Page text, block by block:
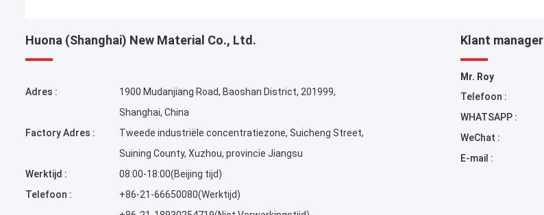
Huona (Shanghai) New Material Co., Ltd.
Adres :
1900 Mudanjiang Road, Baoshan District, 201999,
Shanghai, China
Factory Adres :
Tweede industriële concentratiezone, Suicheng Street,
Suining County, Xuzhou, provincie Jiangsu
Werktijd :
08:00-18:00(Beijing tijd)
Telefoon :
+86-21-66650080(Werktijd)
Klant manager
Mr. Roy
Telefoon :
WHATSAPP :
WeChat :
E-mail :